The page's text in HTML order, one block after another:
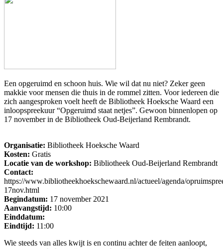
Een opgeruimd en schoon huis. Wie wil dat nu niet? Zeker geen
makkie voor mensen die thuis in de rommel zitten. Voor iedereen die
zich aangesproken voelt heeft de Bibliotheek Hoeksche Waard een
inloopspreekuur “Opgeruimd staat netjes”. Gewoon binnenlopen op
17 november in de Bibliotheek Oud-Beijerland Rembrandt.
Organisatie: Bibliotheek Hoeksche Waard
Kosten: Gratis
Locatie van de workshop: Bibliotheek Oud-Beijerland Rembrandt
Contact:
https://www.bibliotheekhoekschewaard.nl/actueel/agenda/
17nov.html
Begindatum: 17 november 2021
Aanvangstijd: 10:00
Einddatum:
Eindtijd: 11:00
Wie steeds van alles kwijt is en continu achter de feiten aanloopt,